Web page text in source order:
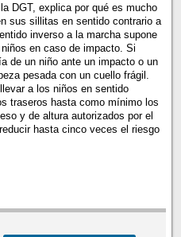
DGT, explica por qué es mucho
sus sillitas en sentido contrario a
inverso a la marcha supone
en caso de impacto. Si
de un niño ante un impacto o un
pesada con un cuello frágil.
a los niños en sentido
traseros hasta como mínimo los
y de altura autorizados por el
hasta cinco veces el riesgo